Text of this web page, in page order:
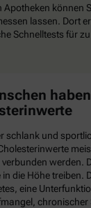
Apotheken können
lassen. Dort
Schnelltests für zu
schlank und
werden.
die Höhe treiben.
eine
chronischer